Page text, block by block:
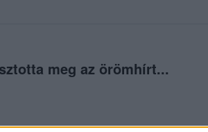
meg az örömhírt...